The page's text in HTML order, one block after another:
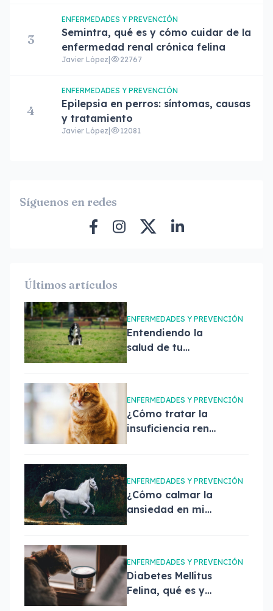
3
ENFERMEDADES Y PREVENCIÓN
Semintra, qué es y cómo cuidar de la
enfermedad renal crónica felina
Javier López 22767
4
ENFERMEDADES Y PREVENCIÓN
Epilepsia en perros: síntomas, causas
y tratamiento
Javier López 12081
Síguenos en redes
Últimos artículos
ENFERMEDADES Y PREVENCIÓN
Entendiendo la
salud de tu
de sus heces
ENFERMEDADES Y PREVENCIÓN
¿Cómo tratar la
insuficiencia renal
mascota?
ENFERMEDADES Y PREVENCIÓN
¿Cómo calmar la
ansiedad en mi
ENFERMEDADES Y PREVENCIÓN
Diabetes Mellitus
Felina, qué es y